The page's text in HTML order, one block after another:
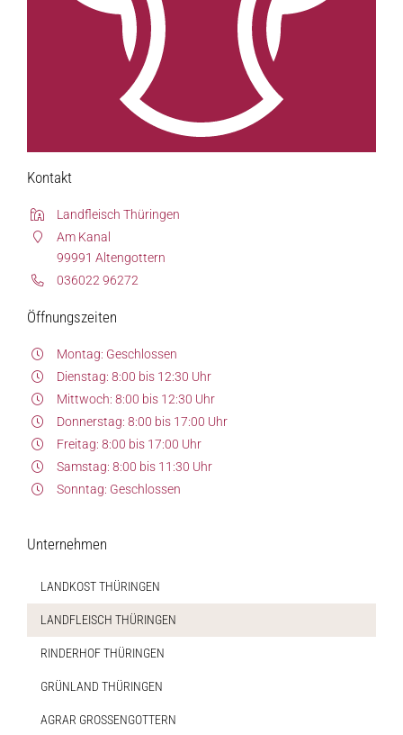
Kontakt
Landfleisch Thüringen
Am Kanal
99991 Altengottern
036022 96272
Öffnungszeiten
Montag: Geschlossen
Dienstag: 8:00 bis 12:30 Uhr
Mittwoch: 8:00 bis 12:30 Uhr
Donnerstag: 8:00 bis 17:00 Uhr
Freitag: 8:00 bis 17:00 Uhr
Samstag: 8:00 bis 11:30 Uhr
Sonntag: Geschlossen
Unternehmen
LANDKOST THÜRINGEN
LANDFLEISCH THÜRINGEN
RINDERHOF THÜRINGEN
GRÜNLAND THÜRINGEN
AGRAR GROSSENGOTTERN
Über uns
Unsere Marken-Familie